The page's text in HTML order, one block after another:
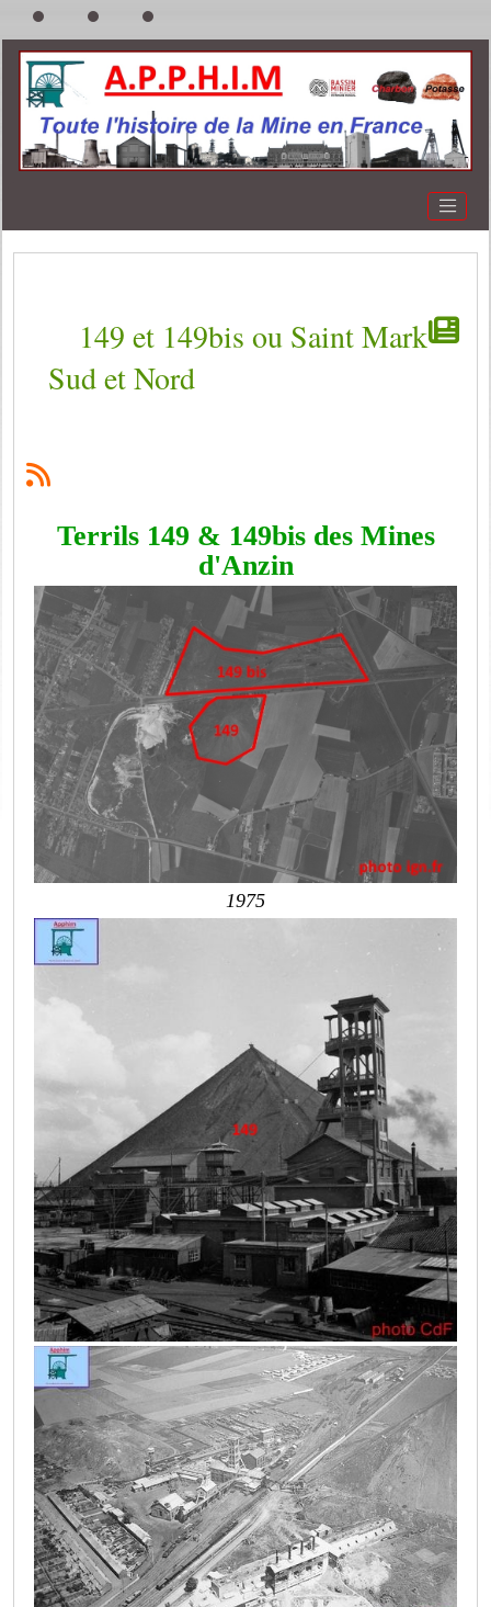
149 et 149bis ou Saint Mark
Sud et Nord
Terrils 149 & 149bis des Mines
d'Anzin
1975